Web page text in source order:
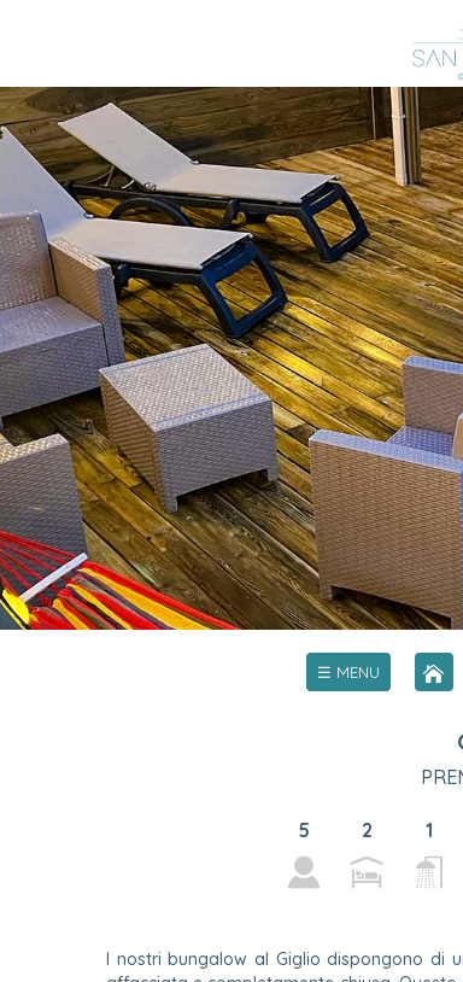
☰ MENU
5 2 1
I nostri bungalow al Giglio dispongono di